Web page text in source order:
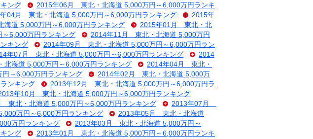
ング
2015年06月 東北・北海道 5,000万円～6,000万円ランキ
04月 東北・北海道 5,000万円～6,000万円ランキング
2015年
道 5,000万円～6,000万円ランキング
2015年01月 東北・北
6,000万円ランキング
2014年11月 東北・北海道 5,000万円
キング
2014年09月 東北・北海道 5,000万円～6,000万円ラン
年07月 東北・北海道 5,000万円～6,000万円ランキング
2014
海道 5,000万円～6,000万円ランキング
2014年04月 東北・
～6,000万円ランキング
2014年02月 東北・北海道 5,000万
ンキング
2013年12月 東北・北海道 5,000万円～6,000万円ラ
年10月 東北・北海道 5,000万円～6,000万円ランキング
東北・北海道 5,000万円～6,000万円ランキング
2013年07月
万円～6,000万円ランキング
2013年05月 東北・北海道
万円ランキング
2013年03月 東北・北海道 5,000万円～
ング
2013年01月 東北・北海道 5,000万円～6,000万円ランキ